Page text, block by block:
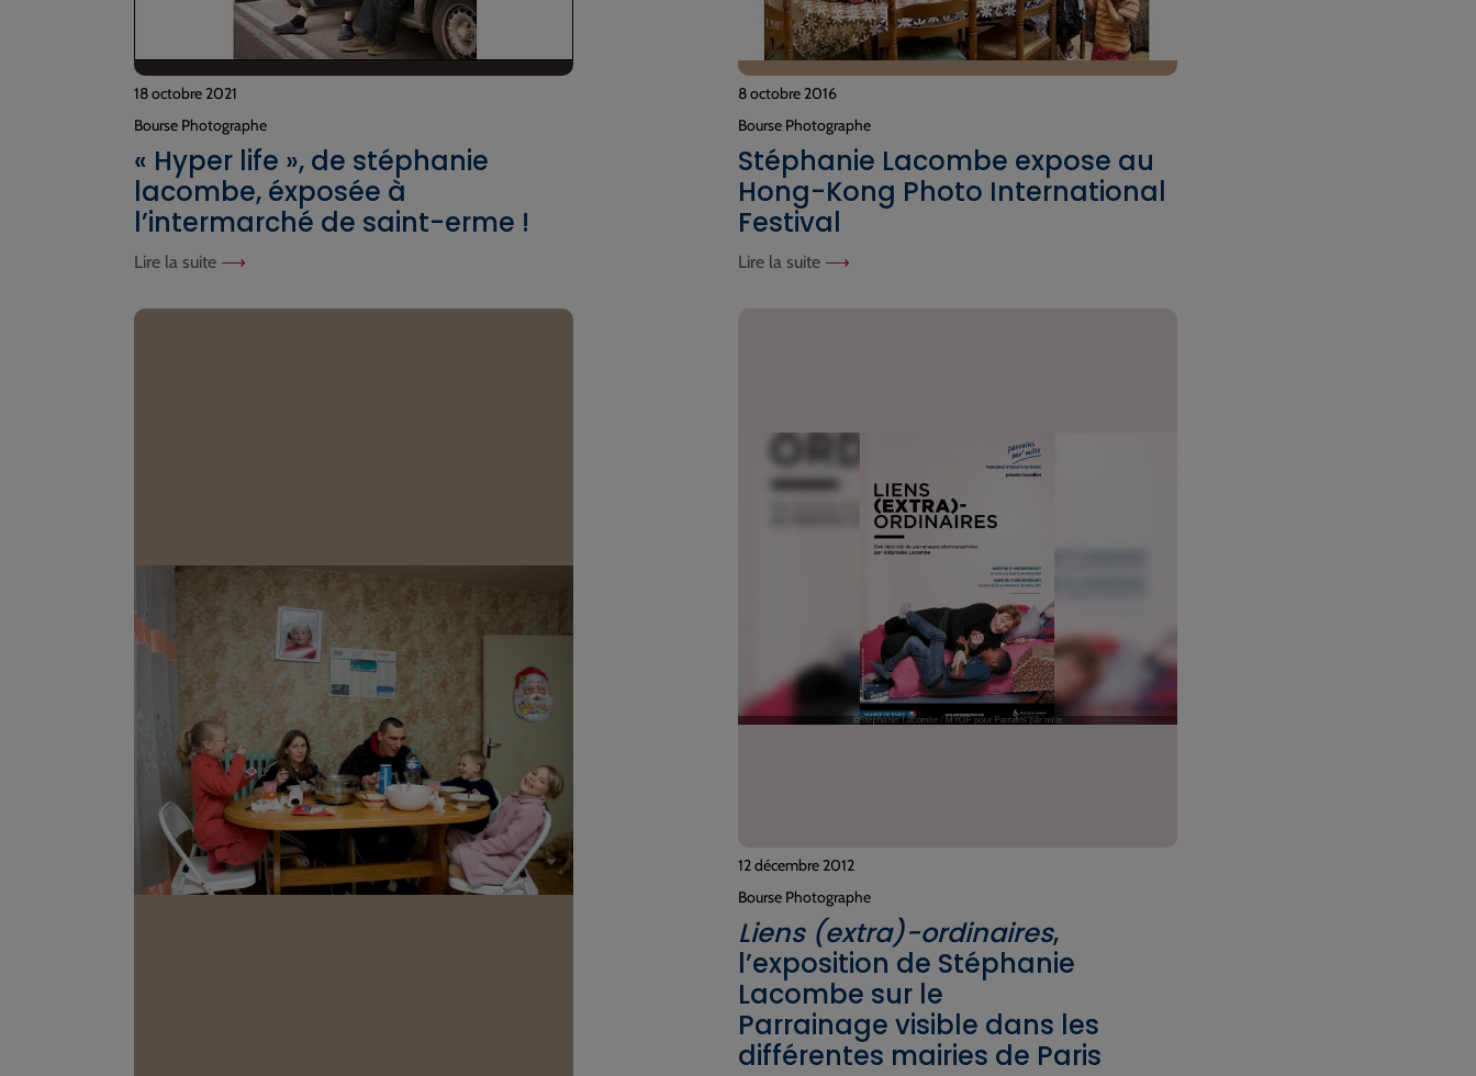
18 octobre 2021
Bourse Photographe
« Hyper life », de stéphanie
lacombe, éxposée à
l’intermarché de saint-erme !
Lire la suite
8 octobre 2016
Bourse Photographe
Stéphanie Lacombe expose au
Hong-Kong Photo International
Festival
Lire la suite
12 décembre 2012
Bourse Photographe
Liens (extra)-ordinaires,
l’exposition de Stéphanie
Lacombe sur le
Parrainage visible dans les
différentes mairies de Paris